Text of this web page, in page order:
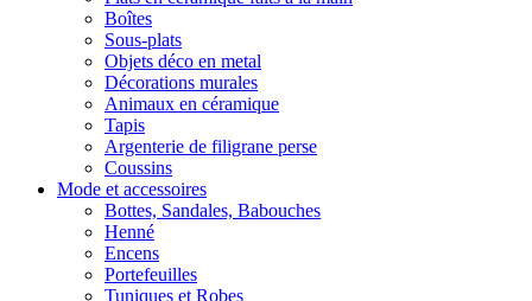
Boîtes
Sous-plats
Objets déco en metal
Décorations murales
Animaux en céramique
Tapis
Argenterie de filigrane perse
Coussins
Mode et accessoires
Bottes, Sandales, Babouches
Henné
Encens
Portefeuilles
Tuniques et Robes